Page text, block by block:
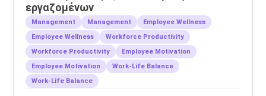
εργαζομένων
Management Management
Employee Wellness
Employee Wellness
Workforce Productivity
Workforce Productivity
Employee Motivation
Employee Motivation
Work-Life Balance
Work-Life Balance